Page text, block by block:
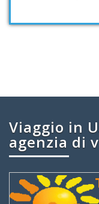
Viaggio in
agenzia di